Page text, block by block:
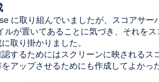
に取り組んでいましたが、スコアサー
ルが置いてあることに気づき、それを
取り掛かりました。
するためにはスクリーンに映されるス
アップさせるためにも作成してよかっ